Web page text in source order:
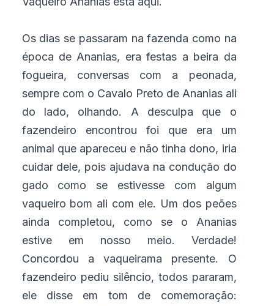
Os dias se passaram na fazenda como na
época de Ananias, era festas a beira da
fogueira, conversas com a peonada,
sempre com o Cavalo Preto de Ananias ali
do lado, olhando. A desculpa que o
fazendeiro encontrou foi que era um
animal que apareceu e não tinha dono, iria
cuidar dele, pois ajudava na condução do
gado como se estivesse com algum
vaqueiro bom ali com ele. Um dos peões
ainda completou, como se o Ananias
estive em nosso meio. Verdade!
Concordou a vaqueirama presente. O
fazendeiro pediu silêncio, todos pararam,
ele disse em tom de comemoração: